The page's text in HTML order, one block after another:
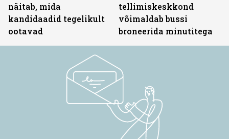
näitab, mida
kandidaadid tegelikult
ootavad
tellimiskeskkond
võimaldab bussi
broneerida minutitega